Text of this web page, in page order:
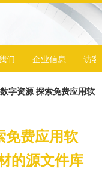
们 企业信息 访客
字资源 探索免费应用软
免费应用软
的源文件库